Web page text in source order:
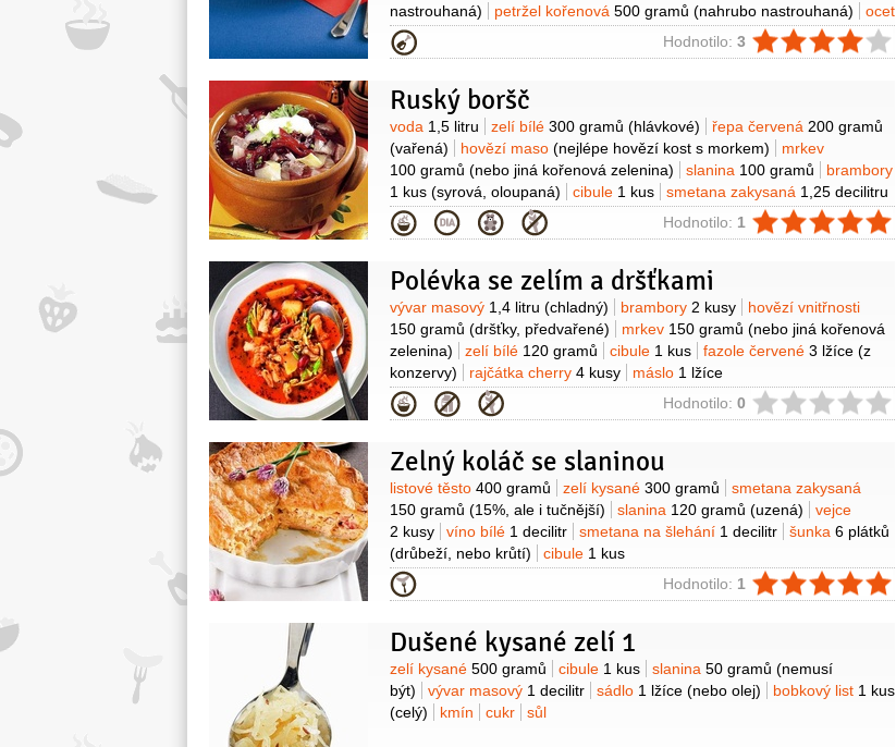
nastrouhaná)
petržel kořenová 500 gramů (nahrubo nastrouhaná)
ocet
2 lžíce
nové koření 4 kuličky (celé)
Na
omáčku: celer200 gramů petržel kořenová150 gramů cibule1 kus (na
červené2 decilitry vývar masový
60 gramů
Kategorie Hodnotilo: 3
Ruský boršč
Suroviny
voda 1,5 litru zelí bílé 300 gramů (hlávkové) řepa červená 200 gramů
(vařená)
hovězí maso (nejlépe hovězí kost s morkem)
mrkev
100 gramů (nebo jiná kořenová zelenina) slanina 100 gramů
brambory
1 kus (syrová, oloupaná) cibule 1 kus smetana zakysaná 1,25 decilitru
(15%)
Kategorie Hodnotilo: 1
Polévka se zelím a dršťkami
Suroviny
vývar masový 1,4 litru (chladný) brambory 2 kusy
hovězí vnitřnosti
150 gramů (dršťky, předvařené) mrkev 150 gramů (nebo jiná kořenová
zelenina)
zelí bílé 120 gramů cibule 1 kus fazole červené 3 lžíce (z
konzervy)
rajčátka cherry 4 kusy máslo 1 lžíce
Kategorie Hodnotilo: 0
Zelný koláč se slaninou
Suroviny
listové těsto 400 gramů zelí kysané 300 gramů
smetana zakysaná
150 gramů (15%, ale i tučnější) slanina 120 gramů (uzená)
vejce
2 kusy
víno bílé 1 decilitr smetana na šlehání 1 decilitr šunka 6 plátků
(drůbeží, nebo krůtí)
cibule 1 kus
Kategorie Hodnotilo: 1
Dušené kysané zelí 1
Suroviny
zelí kysané 500 gramů cibule 1 kus slanina 50 gramů (nemusí
být)
vývar masový 1 decilitr sádlo 1 lžíce (nebo olej) bobkový list 1 kus
(celý)
kmín cukr sůl